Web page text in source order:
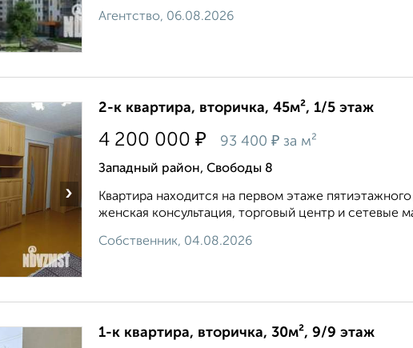
Агентство, 06.08.2026
›
2-к квартира, вторичка, 45м², 1/5 этаж
4 200 000 ₽ 93 400 ₽ за м²
Западный район, Свободы 8
Квартира находится на первом этаже
женская консультация, торговый центр и сетевые
Собственник, 04.08.2026
1-к квартира, вторичка, 30м², 9/9 этаж